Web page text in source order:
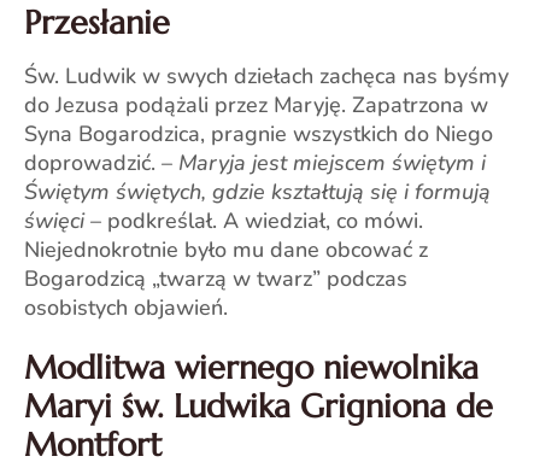
Przesłanie
Św. Ludwik w swych dziełach zachęca nas byśmy
do Jezusa podążali przez Maryję. Zapatrzona w
Syna Bogarodzica, pragnie wszystkich do Niego
doprowadzić. – Maryja jest miejscem świętym i
Świętym świętych, gdzie kształtują się i formują
święci– podkreślał. A wiedział, co mówi.
Niejednokrotnie było mu dane obcować z
Bogarodzicą „twarzą w twarz” podczas
osobistych objawień.
Modlitwa wiernego niewolnika
Maryi św. Ludwika Grigniona de
Montfort